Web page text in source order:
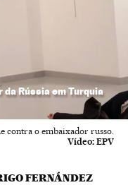
Rússia em Turquia
contra o embaixador russo.
Vídeo: EPV
FERNÁNDEZ